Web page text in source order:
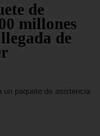
de
millones
de
un paquete de asistencia